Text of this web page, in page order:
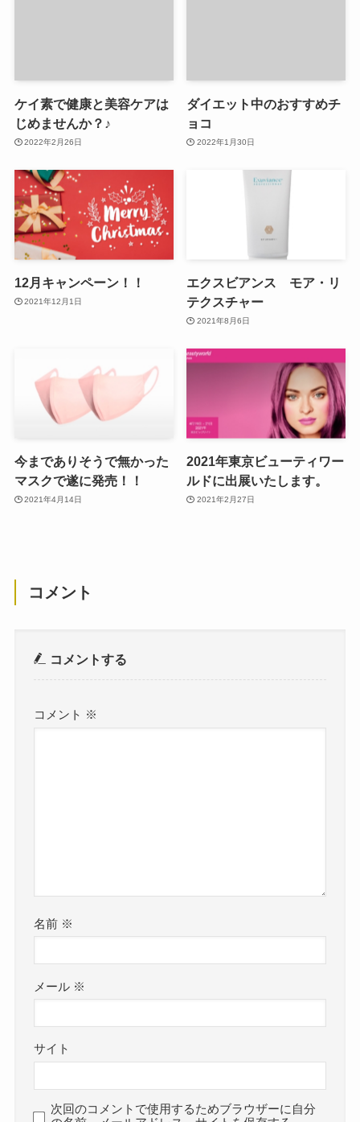
ケイ素で健康と美容ケアは
じめませんか？♪
2022年2月26日
ダイエット中のおすすめチ
ョコ
2022年1月30日
12月キャンペーン！！
2021年12月1日
エクスビアンス モア・リ
テクスチャー
2021年8月6日
今までありそうで無かった
マスクで遂に発売！！
2021年4月14日
2021年東京ビューティワー
ルドに出展いたします。
2021年2月27日
コメント
コメントする
コメント ※
名前 ※
メール ※
サイト
次回のコメントで使用するためブラウザーに自分